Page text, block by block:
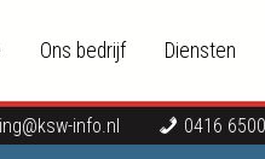
Ons bedrijf Diensten
info.nl 0416